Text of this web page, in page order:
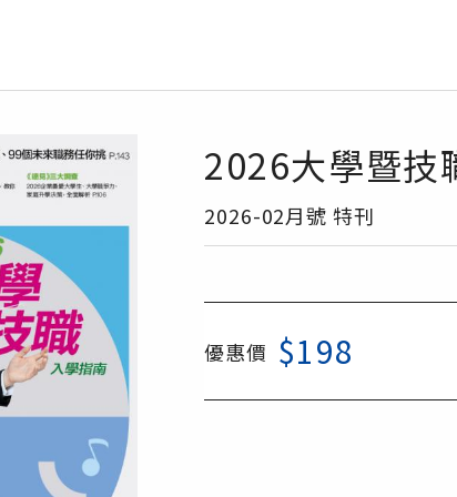
2026大學暨技
2026-02月號 特刊
優惠價 $198